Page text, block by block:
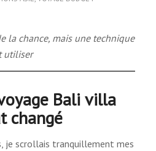
la chance, mais une technique
utiliser
Bali villa
changé
je scrollais tranquillement mes